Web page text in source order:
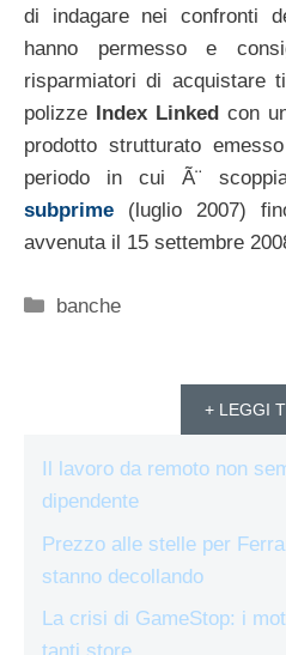
di indagare nei confronti
hanno permesso e
risparmiatori di acquistare
polizze Index Linkedcon
prodotto strutturato
periodo in cui Ã¨
subprime (luglio 2007)
avvenuta il 15 settembre
Categorie
banche
+ LEGGI
Il lavoro da remoto non
dipendente
Prezzo alle stelle per
stanno decollando
La crisi di GameStop: i